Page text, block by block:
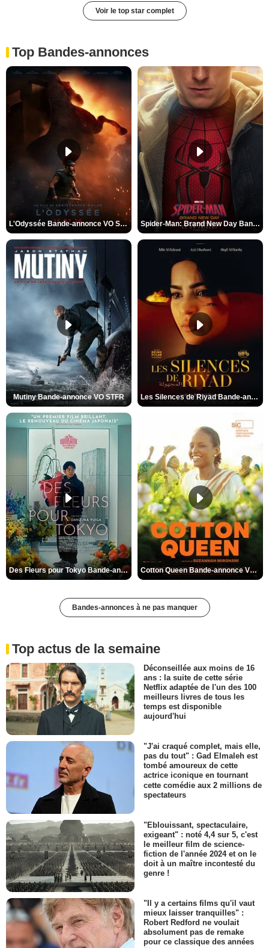
Voir le top star complet
Top Bandes-annonces
L'Odyssée Bande-annonce VO STFR Spider-Man: Brand New Day Bande-annonce VO STFR
Mutiny Bande-annonce VO STFR Les Silences de Riyad Bande-annonce VO STFR
Des Fleurs pour Tokyo Bande-annonce VO STFR Cotton Queen Bande-annonce VO STFR
Bandes-annonces à ne pas manquer
Top actus de la semaine
Déconseillée aux moins de 16
ans : la suite de cette série
Netflix adaptée de l'un des 100
meilleurs livres de tous les
temps est disponible
aujourd'hui
"J'ai craqué complet, mais elle,
pas du tout" : Gad Elmaleh est
tombé amoureux de cette
actrice iconique en tournant
cette comédie aux 2 millions de
spectateurs
"Eblouissant, spectaculaire,
exigeant" : noté 4,4 sur 5, c'est
le meilleur film de science-
fiction de l'année 2024 et on le
doit à un maître incontesté du
genre !
"Il y a certains films qu'il vaut
mieux laisser tranquilles" :
Robert Redford ne voulait
absolument pas de remake
pour ce classique des années